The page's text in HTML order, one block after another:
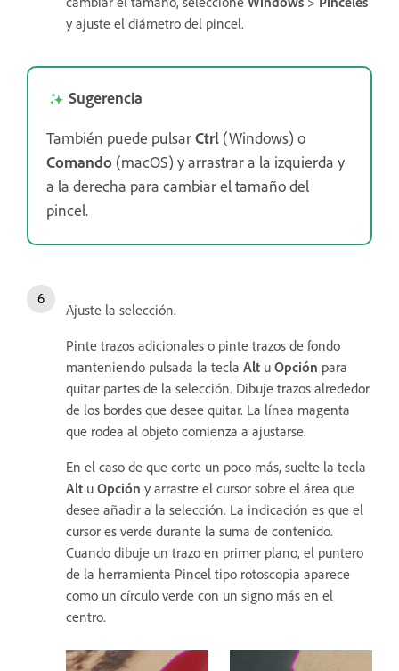
y ajuste el diámetro del pincel.
Sugerencia
También puede pulsarCtrl (Windows) o
Comando (macOS) y arrastrar a la izquierda y
a la derecha para cambiar el tamaño del
pincel.
Ajuste la selección.
Pinte trazos adicionales o pinte trazos de fondo
manteniendo pulsada la tecla Alt u Opción para
quitar partes de la selección. Dibuje trazos alrededor
de los bordes que desee quitar. La línea magenta
que rodea al objeto comienza a ajustarse.
En el caso de que corte un poco más, suelte la tecla
Alt u Opción y arrastre el cursor sobre el área que
desee añadir a la selección. La indicación es que el
cursor es verde durante la suma de contenido.
Cuando dibuje un trazo en primer plano, el puntero
de la herramienta Pincel tipo rotoscopia aparece
como un círculo verde con un signo más en el
centro.